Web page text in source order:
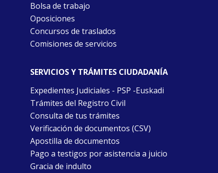
Bolsa de trabajo
Oposiciones
Concursos de traslados
Comisiones de servicios
SERVICIOS Y TRÁMITES CIUDADANÍA
Expedientes Judiciales - PSP -Euskadi
Trámites del Registro Civil
Consulta de tus trámites
Verificación de documentos (CSV)
Apostilla de documentos
Pago a testigos por asistencia a juicio
Gracia de indulto